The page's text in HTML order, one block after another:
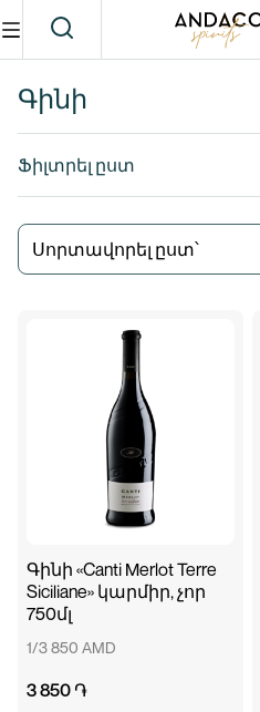
Գինի
Ֆիլտրել ըստ
Սորտավորել ըստ՝
Գինի «Canti Merlot Terre
Siciliane» կարմիր, չոր
750մլ
1/3 850 AMD
3 850 ֏